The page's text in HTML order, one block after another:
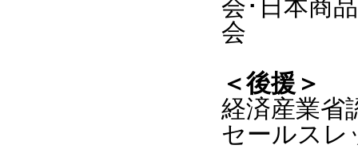
会･日本商
会
＜後援＞
経済産業省
セールスレ